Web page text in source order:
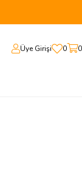
Üye Girişi 0 0